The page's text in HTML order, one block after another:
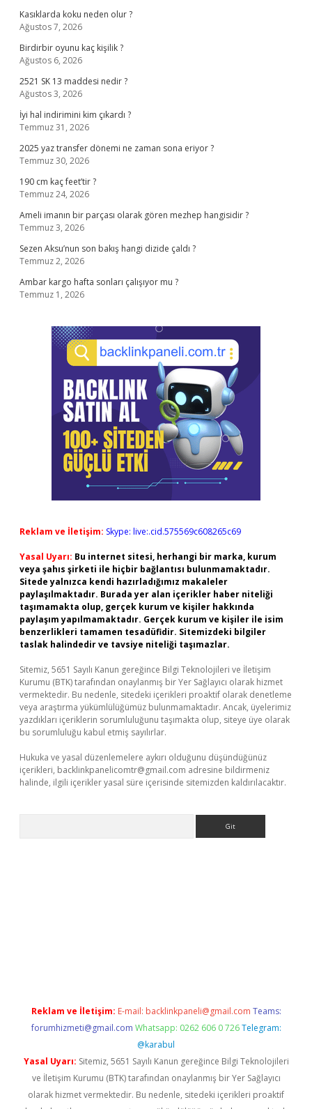
Kasıklarda koku neden olur ?
Ağustos 7, 2026
Birdirbir oyunu kaç kişilik ?
Ağustos 6, 2026
2521 SK 13 maddesi nedir ?
Ağustos 3, 2026
İyi hal indirimini kim çıkardı ?
Temmuz 31, 2026
2025 yaz transfer dönemi ne zaman sona eriyor ?
Temmuz 30, 2026
190 cm kaç feet’tir ?
Temmuz 24, 2026
Ameli imanın bir parçası olarak gören mezhep hangisidir ?
Temmuz 3, 2026
Sezen Aksu’nun son bakış hangi dizide çaldı ?
Temmuz 2, 2026
Ambar kargo hafta sonları çalışıyor mu ?
Temmuz 1, 2026
Reklam ve İletişim: Skype: live:.cid.575569c608265c69
Yasal Uyarı: Bu internet sitesi, herhangi bir marka, kurum
veya şahıs şirketi ile hiçbir bağlantısı bulunmamaktadır.
Sitede yalnızca kendi hazırladığımız makaleler
paylaşılmaktadır. Burada yer alan içerikler haber niteliği
taşımamakta olup, gerçek kurum ve kişiler hakkında
paylaşım yapılmamaktadır. Gerçek kurum ve kişiler ile isim
benzerlikleri tamamen tesadüfidir. Sitemizdeki bilgiler
taslak halindedir ve tavsiye niteliği taşımazlar.
Sitemiz, 5651 Sayılı Kanun gereğince Bilgi Teknolojileri ve İletişim
Kurumu (BTK) tarafından onaylanmış bir Yer Sağlayıcı olarak hizmet
vermektedir. Bu nedenle, sitedeki içerikleri proaktif olarak denetleme
veya araştırma yükümlülüğümüz bulunmamaktadır. Ancak, üyelerimiz
yazdıkları içeriklerin sorumluluğunu taşımakta olup, siteye üye olarak
bu sorumluluğu kabul etmiş sayılırlar.
Hukuka ve yasal düzenlemelere aykırı olduğunu düşündüğünüz
içerikleri, backlinkpanelicomtr@gmail.com adresine bildirmeniz
halinde, ilgili içerikler yasal süre içerisinde sitemizden kaldırılacaktır.
Reklam ve İletişim: E-mail: backlinkpaneli@gmail.com Teams:
forumhizmeti@gmail.com Whatsapp: 0262 606 0 726 Telegram:
@karabul
Yasal Uyarı: Sitemiz, 5651 Sayılı Kanun gereğince Bilgi Teknolojileri
ve İletişim Kurumu (BTK) tarafından onaylanmış bir Yer Sağlayıcı
olarak hizmet vermektedir. Bu nedenle, sitedeki içerikleri proaktif